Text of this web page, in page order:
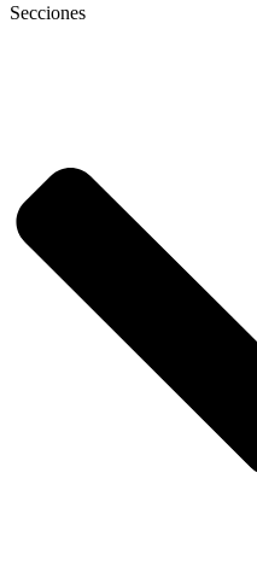
Secciones